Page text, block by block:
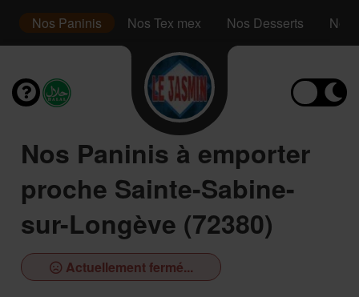
Nos Paninis Nos Tex mex Nos Desserts Nos
Nos Paninis à emporter
proche Sainte-Sabine-
sur-Longève (72380)
Actuellement fermé...